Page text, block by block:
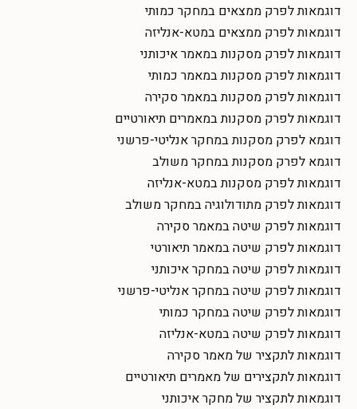
דוגמאות לפרק ממצאים במחקר כמותי
דוגמאות לפרק ממצאים במטא-אנליזה
דוגמאות לפרק מסקנות במאמר איכותני
דוגמאות לפרק מסקנות במאמר כמותי
דוגמאות לפרק מסקנות במאמר סקירה
דוגמאות לפרק מסקנות במאמרים תיאורטיים
דוגמא לפרק מסקנות במחקר אנליטי-פרשני
דוגמא לפרק מסקנות במחקר משולב
דוגמאות לפרק מסקנות במטא-אנליזה
דוגמאות לפרק מתודולוגיה במחקר משולב
דוגמאות לפרק שיטה במאמר סקירה
דוגמאות לפרק שיטה במאמר תיאורטי
דוגמאות לפרק שיטה במחקר איכותני
דוגמאות לפרק שיטה במחקר אנליטי-פרשני
דוגמאות לפרק שיטה במחקר כמותי
דוגמאות לפרק שיטה במטא-אנליזה
דוגמאות לתקציר של מאמר סקירה
דוגמאות לתקצירים של מאמרים תיאורטיים
דוגמאות לתקציר של מחקר איכותני